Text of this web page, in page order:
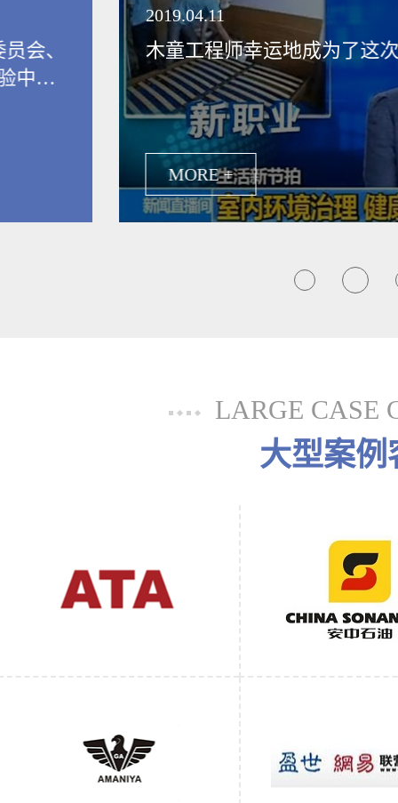
会、
中
领健康新生活
2019.04.11
木童工程师幸运地成为了这
MORE +
LARGE CASE
大型案例